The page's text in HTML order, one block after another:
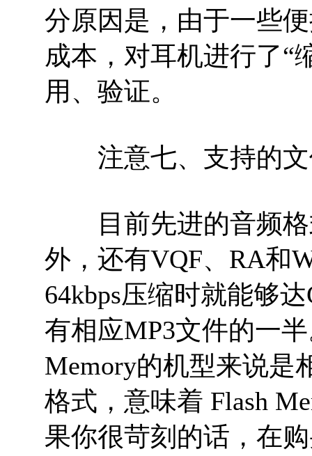
分原因是，由于一些
成本，对耳机进行了“
用、验证。
注意七、支持的文
目前先进的音频格
外，还有VQF、RA和
64kbps压缩时就能够
有相应MP3文件的一
Memory的机型来说是
格式，意味着 Flash
果你很苛刻的话，在